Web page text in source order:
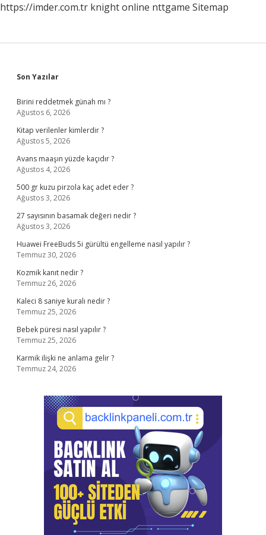
https://imder.com.tr knight online nttgame Sitemap
Sidebar
Son Yazılar
Birini reddetmek günah mı ?
Ağustos 6, 2026
Kitap verilenler kimlerdir ?
Ağustos 5, 2026
Avans maaşın yüzde kaçıdır ?
Ağustos 4, 2026
500 gr kuzu pirzola kaç adet eder ?
Ağustos 3, 2026
27 sayısının basamak değeri nedir ?
Ağustos 3, 2026
Huawei FreeBuds 5i gürültü engelleme nasıl yapılır ?
Temmuz 30, 2026
Kozmik kanıt nedir ?
Temmuz 26, 2026
Kaleci 8 saniye kuralı nedir ?
Temmuz 25, 2026
Bebek püresi nasıl yapılır ?
Temmuz 25, 2026
Karmik ilişki ne anlama gelir ?
Temmuz 24, 2026